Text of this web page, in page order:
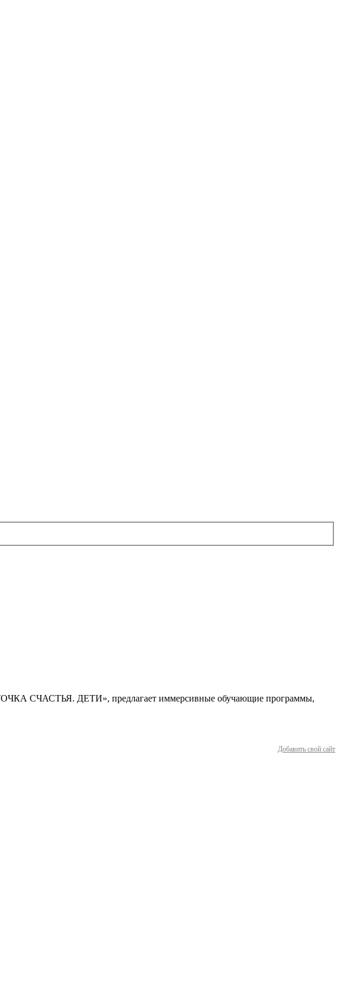
СЧАСТЬЯ. ДЕТИ», предлагает иммерсивные обучающие программы,
Добавить свой сайт